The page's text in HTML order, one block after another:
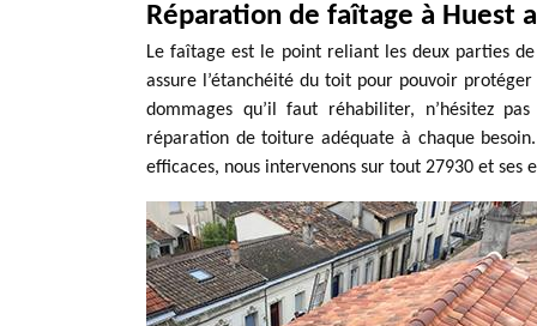
Réparation de faîtage à Huest
Le faîtage est le point reliant les deux parties
assure l’étanchéité du toit pour pouvoir
dommages qu’il faut réhabiliter, n’hésitez
réparation de toiture adéquate à chaque
efficaces, nous intervenons sur tout 27930 et ses